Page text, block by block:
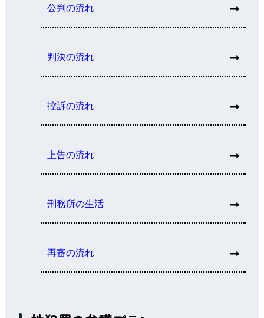
公判の流れ
判決の流れ
控訴の流れ
上告の流れ
刑務所の生活
再審の流れ